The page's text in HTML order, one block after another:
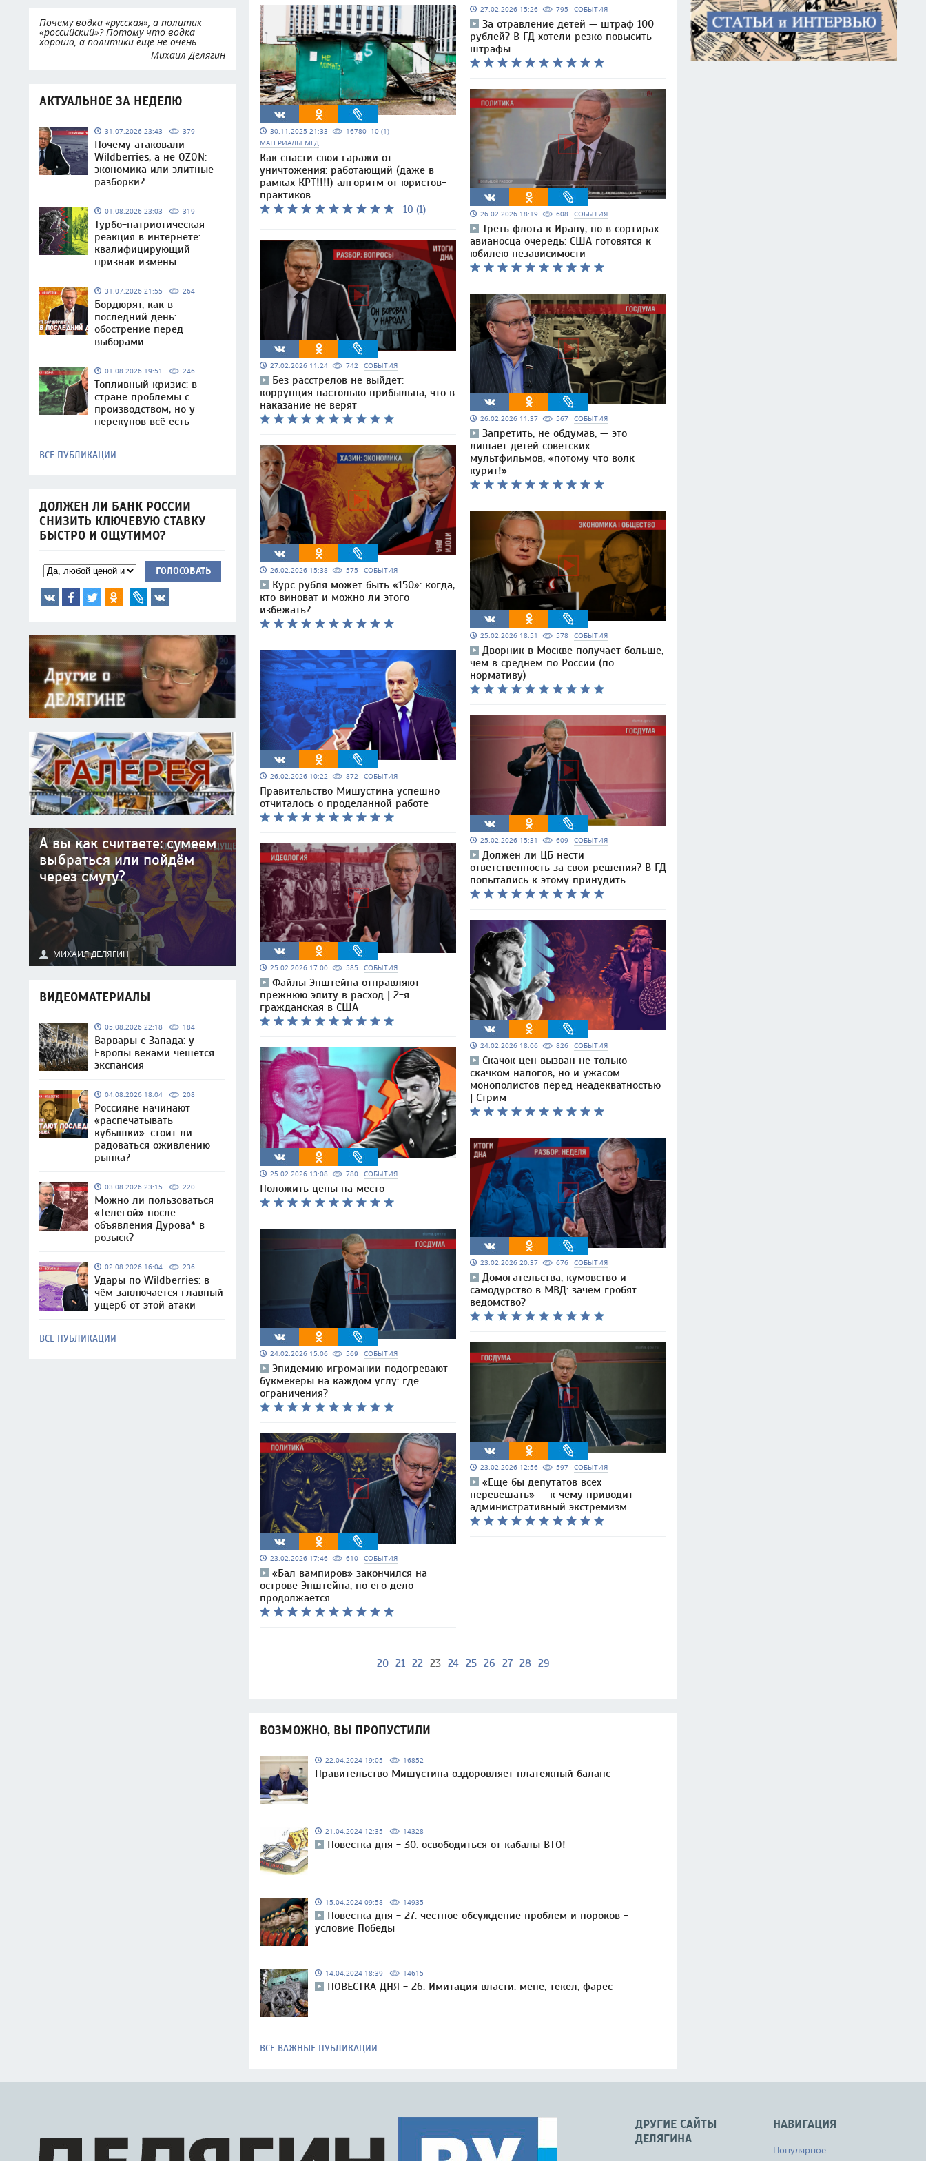
Почему водка «русская», а политик
«российский»? Потому что водка
хороша, а политики ещё не очень.
Михаил Делягин
АКТУАЛЬНОЕ ЗА НЕДЕЛЮ
31.07.2026 23:43 379
Почему атаковали
Wildberries, а не OZON:
экономика или элитные
разборки?
01.08.2026 23:03 319
Турбо-патриотическая
реакция в интернете:
квалифицирующий
признак измены
31.07.2026 21:55 264
Бордюрят, как в
последний день:
обострение перед
выборами
01.08.2026 19:51 246
Топливный кризис: в
стране проблемы с
производством, но у
перекупов всё есть
ВСЕ ПУБЛИКАЦИИ
ДОЛЖЕН ЛИ БАНК РОССИИ
СНИЗИТЬ КЛЮЧЕВУЮ СТАВКУ
БЫСТРО И ОЩУТИМО?
ГОЛОСОВАТЬ
А вы как считаете: сумеем
выбраться или пойдём
через смуту?
МИХАИЛ ДЕЛЯГИН
ВИДЕОМАТЕРИАЛЫ
05.08.2026 22:18 184
Варвары с Запада: у
Европы веками чешется
экспансия
04.08.2026 18:04 208
Россияне начинают
«распечатывать
кубышки»: стоит ли
радоваться оживлению
рынка?
03.08.2026 23:15 220
Можно ли пользоваться
«Телегой» после
объявления Дурова* в
розыск?
02.08.2026 16:04 236
Удары по Wildberries: в
чём заключается главный
ущерб от этой атаки
ВСЕ ПУБЛИКАЦИИ
30.11.2025 21:33 16780 10 (1)
МАТЕРИАЛЫ МГД
Как спасти свои гаражи от
уничтожения: работающий (даже в
рамках КРТ!!!!) алгоритм от юристов-
практиков
10 (1)
27.02.2026 11:24 742 СОБЫТИЯ
Без расстрелов не выйдет:
коррупция настолько прибыльна, что в
наказание не верят
26.02.2026 15:38 575 СОБЫТИЯ
Курс рубля может быть «150»: когда,
кто виноват и можно ли этого
избежать?
26.02.2026 10:22 872 СОБЫТИЯ
Правительство Мишустина успешно
отчиталось о проделанной работе
25.02.2026 17:00 585 СОБЫТИЯ
Файлы Эпштейна отправляют
прежнюю элиту в расход | 2-я
гражданская в США
25.02.2026 13:08 780 СОБЫТИЯ
Положить цены на место
24.02.2026 15:06 569 СОБЫТИЯ
Эпидемию игромании подогревают
букмекеры на каждом углу: где
ограничения?
23.02.2026 17:46 610 СОБЫТИЯ
«Бал вампиров» закончился на
острове Эпштейна, но его дело
продолжается
27.02.2026 15:26 795 СОБЫТИЯ
За отравление детей — штраф 100
рублей? В ГД хотели резко повысить
штрафы
26.02.2026 18:19 608 СОБЫТИЯ
Треть флота к Ирану, но в сортирах
авианосца очередь: США готовятся к
юбилею независимости
26.02.2026 11:37 567 СОБЫТИЯ
Запретить, не обдумав, — это
лишает детей советских
мультфильмов, «потому что волк
курит!»
25.02.2026 18:51 578 СОБЫТИЯ
Дворник в Москве получает больше,
чем в среднем по России (по
нормативу)
25.02.2026 15:31 609 СОБЫТИЯ
Должен ли ЦБ нести
ответственность за свои решения? В ГД
попытались к этому принудить
24.02.2026 18:06 826 СОБЫТИЯ
Скачок цен вызван не только
скачком налогов, но и ужасом
монополистов перед неадекватностью
| Стрим
23.02.2026 20:37 676 СОБЫТИЯ
Домогательства, кумовство и
самодурство в МВД: зачем гробят
ведомство?
23.02.2026 12:56 597 СОБЫТИЯ
«Ещё бы депутатов всех
перевешать» — к чему приводит
административный экстремизм
20 21 22 23 24 25 26 27 28 29
ВОЗМОЖНО, ВЫ ПРОПУСТИЛИ
22.04.2024 19:05 16852
Правительство Мишустина оздоровляет платежный баланс
21.04.2024 12:35 14328
Повестка дня - 30: освободиться от кабалы ВТО!
15.04.2024 09:58 14935
Повестка дня - 27: честное обсуждение проблем и пороков -
условие Победы
14.04.2024 18:39 14615
ПОВЕСТКА ДНЯ - 26. Имитация власти: мене, текел, фарес
ВСЕ ВАЖНЫЕ ПУБЛИКАЦИИ
НАВИГАЦИЯ
Популярное
ДРУГИЕ САЙТЫ
ДЕЛЯГИНА